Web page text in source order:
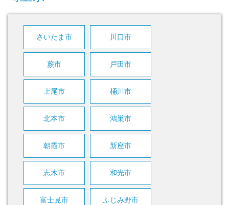
さいたま市 川口市
蕨市 戸田市
上尾市 桶川市
北本市 鴻巣市
朝霞市 新座市
志木市 和光市
富士見市 ふじみ野市